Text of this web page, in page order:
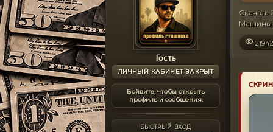
Гость
ЛИЧНЫЙ КАБИНЕТ ЗАКРЫТ
Войдите, чтобы открыть
профиль и сообщения.
БЫСТРЫЙ ВХОД
Скачать
Машины
21942